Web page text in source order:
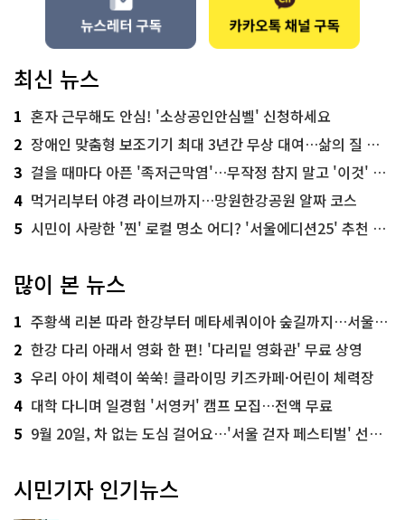
최신 뉴스
1 혼자 근무해도 안심! '소상공인안심벨' 신청하세요
2 장애인 맞춤형 보조기기 최대 3년간 무상 대여…삶의 질 높인다
3 걸을 때마다 아픈 '족저근막염'…무작정 참지 말고 '이것' 해보세요!
4 먹거리부터 야경 라이브까지…망원한강공원 알짜 코스
5 시민이 사랑한 '찐' 로컬 명소 어디? '서울에디션25' 추천 코스
많이 본 뉴스
1 주황색 리본 따라 한강부터 메타세쿼이아 숲길까지…서울둘레길 15코스
2 한강 다리 아래서 영화 한 편! '다리밑 영화관' 무료 상영
3 우리 아이 체력이 쑥쑥! 클라이밍 키즈카페·어린이 체력장
4 대학 다니며 일경험 '서영커' 캠프 모집…전액 무료
5 9월 20일, 차 없는 도심 걸어요…'서울 걷자 페스티벌' 선착순 5천명
시민기자 인기뉴스